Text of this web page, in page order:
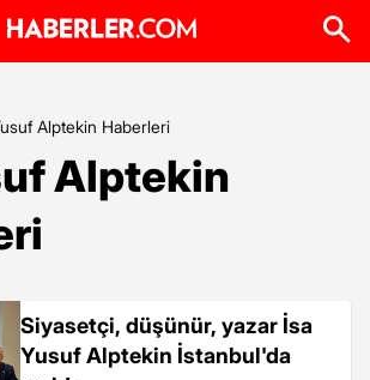
Alptekin Haberleri
Alptekin
Siyasetçi, düşünür, yazar İsa
Yusuf Alptekin İstanbul'da